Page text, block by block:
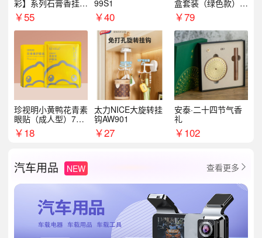
彩】系列石膏香挂
（代发香味随机）
￥55
99S1
￥40
盒套装（绿色款）支
持自由搭配
￥79
珍视明小黄鸭花青素
眼贴（成人型）7对/
盒
￥18
太力NICE大旋转挂
钩AW901
￥27
安泰·二十四节气香
礼
￥102
汽车用品 NEW 查看更多 